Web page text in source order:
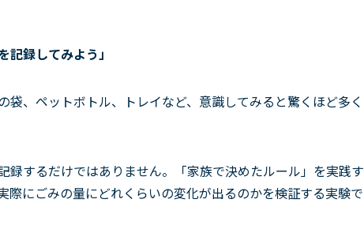
記録してみよう」
、ペットボトル、トレイなど、意識してみると驚くほど多く
録するだけではありません。「家族で決めたルール」を実践す
際にごみの量にどれくらいの変化が出るのかを検証する実験で